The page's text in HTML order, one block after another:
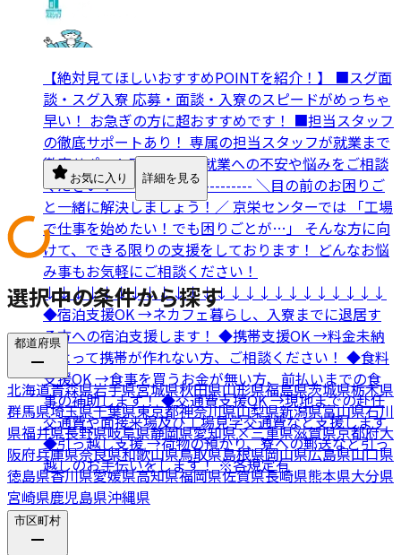
【絶対見てほしいおすすめPOINTを紹介！】 ■スグ面
談・スグ入寮 応募・面談・入寮のスピードがめっちゃ
早い！ お急ぎの方に超おすすめです！ ■担当スタッフ
の徹底サポートあり！ 専属の担当スタッフが就業まで
徹底サポート致します。 就業への不安や悩みをご相談
ください！ ------------------------- ＼目の前のお困りご
と一緒に解決しましょう！／ 京栄センターでは 「工場
で仕事を始めたい！でも困りごとが…」 そんな方に向
けて、できる限りの支援をしております！ どんなお悩
み事もお気軽にご相談ください！
↓↓↓↓↓↓↓↓↓↓↓↓↓↓↓↓↓↓↓↓↓↓↓↓
◆宿泊支援OK →ネカフェ暮らし、入寮までに退居す
る方への宿泊支援します！ ◆携帯支援OK →料金未納
によって携帯が作れない方、ご相談ください！ ◆食料
支援OK →食事を買うお金が無い方、前払いまでの食
事の補助します！ ◆交通費支援OK →現地までの赴任
交通費や面接来場及び工場見学交通費など支援します
◆引っ越し支援 →荷物の預かり、寮への郵送など引っ
越しのお手伝いをします！ ※各規定有
お気に入り 詳細を見る
選択中の条件から探す
都道府県
北海道青森県岩手県宮城県秋田県山形県福島県茨城県栃木県
群馬県埼玉県千葉県東京都神奈川県山梨県新潟県富山県石川
県福井県長野県岐阜県静岡県愛知県×三重県滋賀県京都府大
阪府兵庫県奈良県和歌山県鳥取県島根県岡山県広島県山口県
徳島県香川県愛媛県高知県福岡県佐賀県長崎県熊本県大分県
宮崎県鹿児島県沖縄県
市区町村